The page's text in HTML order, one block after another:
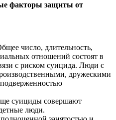
факторы защиты от
число, длительность,
отношений состоят в
с риском суицида. Люди с
дружескими
суициды совершают
люди.